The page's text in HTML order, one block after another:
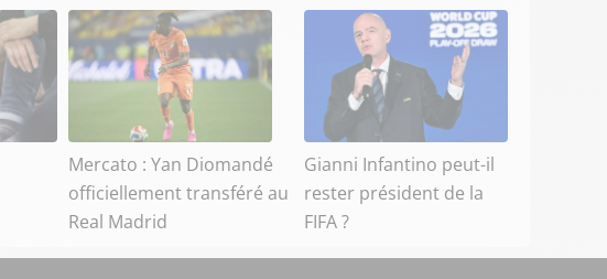
Mercato : Yan Diomandé
officiellement transféré au
Real Madrid
Gianni Infantino peut-il
rester président de la
FIFA ?